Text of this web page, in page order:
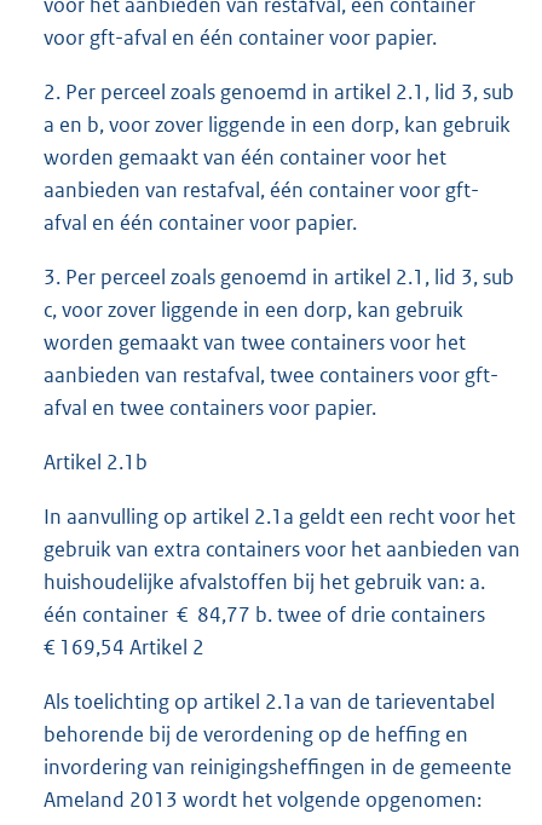
voor gft-afval en één container voor papier.
2. Per perceel zoals genoemd in artikel 2.1, lid 3, sub
a en b, voor zover liggende in een dorp, kan gebruik
worden gemaakt van één container voor het
aanbieden van restafval, één container voor gft-
afval en één container voor papier.
3. Per perceel zoals genoemd in artikel 2.1, lid 3, sub
c, voor zover liggende in een dorp, kan gebruik
worden gemaakt van twee containers voor het
aanbieden van restafval, twee containers voor gft-
afval en twee containers voor papier.
Artikel 2.1b
In aanvulling op artikel 2.1a geldt een recht voor het
gebruik van extra containers voor het aanbieden van
huishoudelijke afvalstoffen bij het gebruik van: a.
één container € 84,77 b. twee of drie containers
€ 169,54 Artikel 2
Als toelichting op artikel 2.1a van de tarieventabel
behorende bij de verordening op de heffing en
invordering van reinigingsheffingen in de gemeente
Ameland 2013 wordt het volgende opgenomen: